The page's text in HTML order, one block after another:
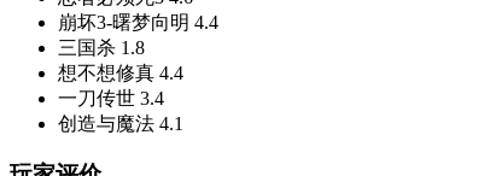
崩坏3-曙梦向明 4.4
三国杀 1.8
想不想修真 4.4
一刀传世 3.4
创造与魔法 4.1